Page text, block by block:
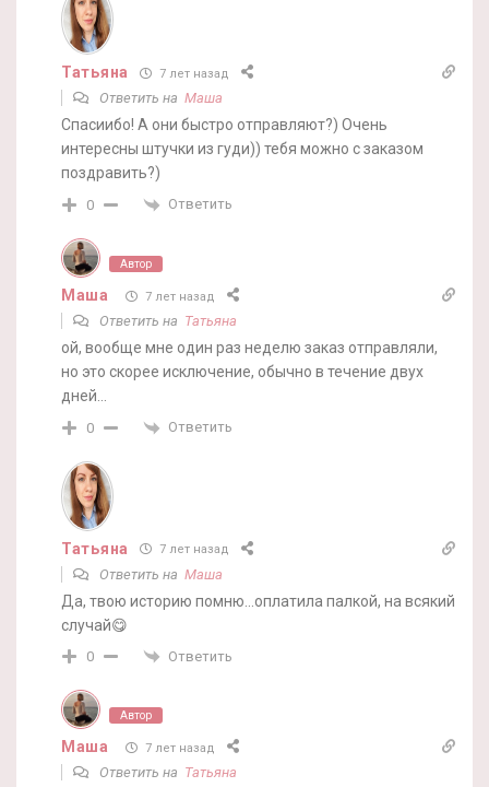
Татьяна 7 лет назад
Ответить на Маша
Спасиибо! А они быстро отправляют?) Очень
интересны штучки из гуди)) тебя можно с заказом
поздравить?)
0 Ответить
Автор
Маша 7 лет назад
Ответить на Татьяна
ой, вообще мне один раз неделю заказ отправляли,
но это скорее исключение, обычно в течение двух
дней…
0 Ответить
Татьяна 7 лет назад
Ответить на Маша
Да, твою историю помню…оплатила палкой, на всякий
случай😋
0 Ответить
Автор
Маша 7 лет назад
Ответить на Татьяна